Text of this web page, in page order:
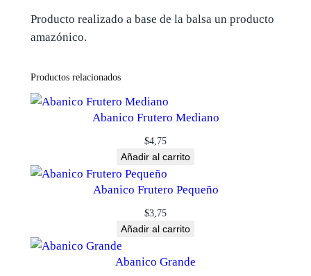
Producto realizado a base de la balsa un producto
amazónico.
Productos relacionados
Abanico Frutero Mediano
$4,75
Añadir al carrito
Abanico Frutero Pequeño
$3,75
Añadir al carrito
Abanico Grande